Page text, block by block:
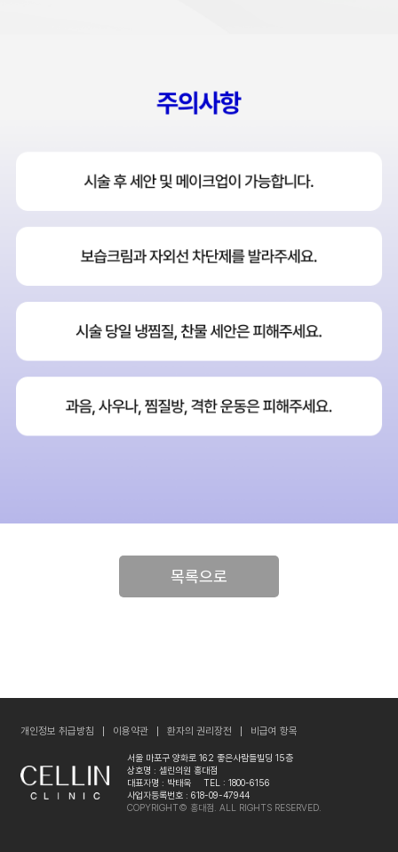
목록으로
개인정보 취급방침 이용약관 환자의 권리장전 비급여 항목
서울 마포구 양화로 162 좋은사람들빌딩 15층
상호명 : 셀린의원 홍대점
대표자명 : 박태욱
TEL : 1800-6156
사업자등록번호 : 618-09-47944
COPYRIGHT© 홍대점. ALL RIGHTS RESERVED.